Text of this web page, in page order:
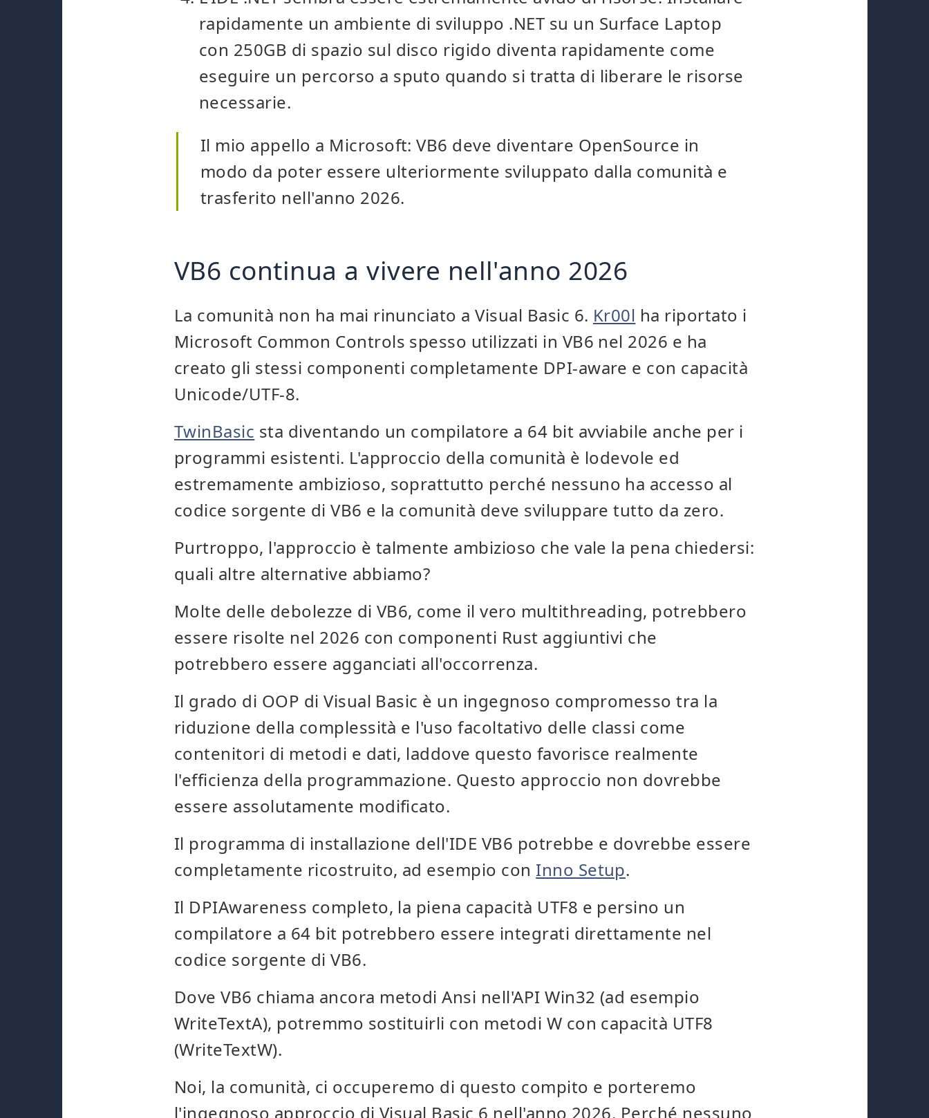
rapidamente un ambiente di sviluppo .NET su un Surface Laptop
con 250GB di spazio sul disco rigido diventa rapidamente come
eseguire un percorso a sputo quando si tratta di liberare le risorse
necessarie.
Il mio appello a Microsoft: VB6 deve diventare OpenSource in
modo da poter essere ulteriormente sviluppato dalla comunità e
trasferito nell'anno 2026.
VB6 continua a vivere nell'anno 2026
La comunità non ha mai rinunciato a Visual Basic 6. Kr00l ha riportato i
Microsoft Common Controls spesso utilizzati in VB6 nel 2026 e ha
creato gli stessi componenti completamente DPI-aware e con capacità
Unicode/UTF-8.
TwinBasic sta diventando un compilatore a 64 bit avviabile anche per i
programmi esistenti. L'approccio della comunità è lodevole ed
estremamente ambizioso, soprattutto perché nessuno ha accesso al
codice sorgente di VB6 e la comunità deve sviluppare tutto da zero.
Purtroppo, l'approccio è talmente ambizioso che vale la pena chiedersi:
quali altre alternative abbiamo?
Molte delle debolezze di VB6, come il vero multithreading, potrebbero
essere risolte nel 2026 con componenti Rust aggiuntivi che
potrebbero essere agganciati all'occorrenza.
Il grado di OOP di Visual Basic è un ingegnoso compromesso tra la
riduzione della complessità e l'uso facoltativo delle classi come
contenitori di metodi e dati, laddove questo favorisce realmente
l'efficienza della programmazione. Questo approccio non dovrebbe
essere assolutamente modificato.
Il programma di installazione dell'IDE VB6 potrebbe e dovrebbe essere
completamente ricostruito, ad esempio con Inno Setup.
Il DPIAwareness completo, la piena capacità UTF8 e persino un
compilatore a 64 bit potrebbero essere integrati direttamente nel
codice sorgente di VB6.
Dove VB6 chiama ancora metodi Ansi nell'API Win32 (ad esempio
WriteTextA), potremmo sostituirli con metodi W con capacità UTF8
(WriteTextW).
Noi, la comunità, ci occuperemo di questo compito e porteremo
l'ingegnoso approccio di Visual Basic 6 nell'anno 2026. Perché nessuno